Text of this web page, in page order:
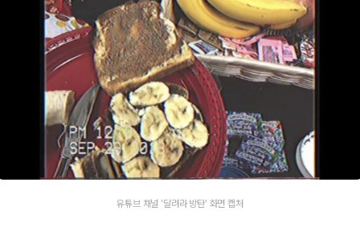
유튜브 채널 '달려라 방탄' 화면 캡처